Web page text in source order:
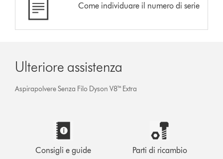
Come individuare il numero di serie
Ulteriore assistenza
Aspirapolvere Senza Filo Dyson V8™ Extra
Consigli e guide Parti di ricambio